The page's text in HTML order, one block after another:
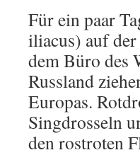
Für ein paar
iliacus) auf
dem Büro des
Russland
Europas.
Singdrosseln
den rostroten